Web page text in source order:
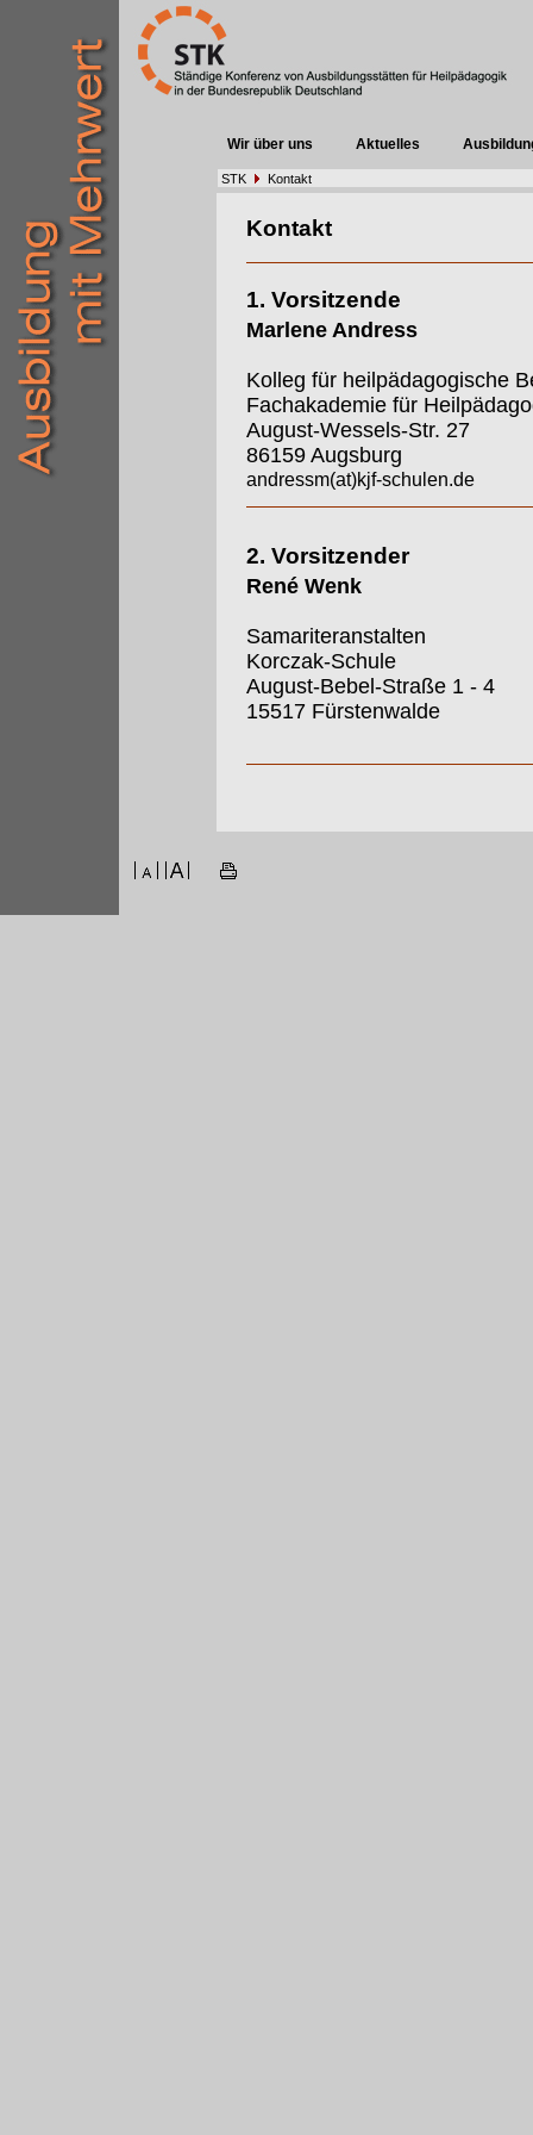
Wir über uns Aktuelles
STK Kontakt
Kontakt
1. Vorsitzende
Marlene Andress
Kolleg für heilpädagogische
Fachakademie für
August-Wessels-Str. 27
86159 Augsburg
andressm(at)kjf-schulen.de
2. Vorsitzender
René Wenk
Samariteranstalten
Korczak-Schule
August-Bebel-Straße 1 - 4
15517 Fürstenwalde